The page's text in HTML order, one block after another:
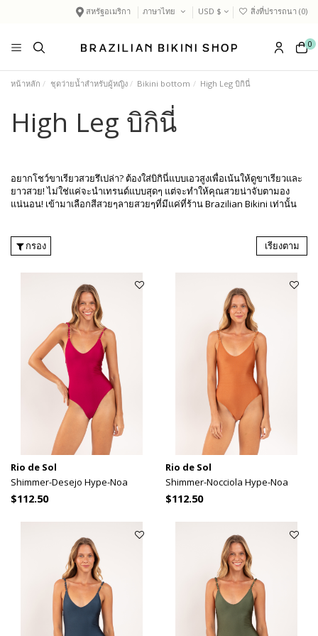
สหรัฐอเมริกา ภาษาไทย USD $ สิ่งที่ปรารถนา (0)
0
หน้าหลัก ชุดว่ายน้ำสำหรับผู้หญิง Bikini bottom High Leg บิกินี่
High Leg บิกินี่
อยากโชว์ขาเรียวสวยรึเปล่า? ต้องใส่บิกินี่แบบเอวสูงเพื่อเน้นให้ดูขาเรียวและ
ยาวสวย! ไม่ใช่แค่จะนำเทรนด์แบบสุดๆ แต่จะทำให้คุณสวยน่าจับตามอง
แน่นอน! เข้ามาเลือกสีสวยๆลายสวยๆที่มีแค่ที่ร้าน Brazilian Bikini เท่านั้น
กรอง เรียงตาม
Rio de Sol
Shimmer-Desejo Hype-Noa
$112.50
Rio de Sol
Shimmer-Nocciola Hype-Noa
$112.50